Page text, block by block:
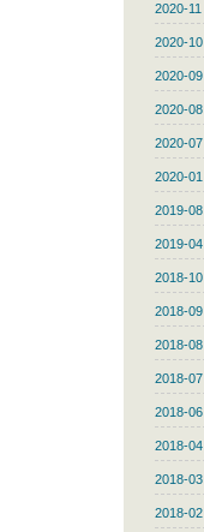
2020-11
2020-10
2020-09
2020-08
2020-07
2020-01
2019-08
2019-04
2018-10
2018-09
2018-08
2018-07
2018-06
2018-04
2018-03
2018-02